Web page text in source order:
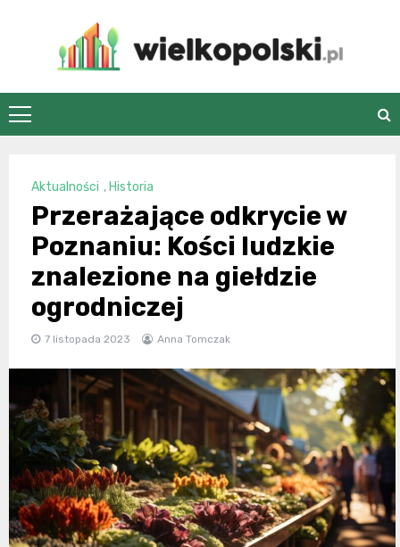
wielkopolski.pl
Aktualności , Historia
Przerażające odkrycie w
Poznaniu: Kości ludzkie
znalezione na giełdzie
ogrodniczej
7 listopada 2023 Anna Tomczak